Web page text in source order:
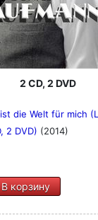
2 CD, 2 DVD
die Welt für mich
2 DVD) (2014)
В корзину